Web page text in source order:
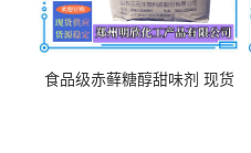
食品级赤藓糖醇甜味剂 现货